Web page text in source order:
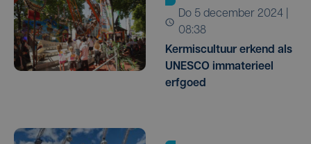
do 5 december 2024 |
08:38
Kermiscultuur erkend als
UNESCO immaterieel
erfgoed